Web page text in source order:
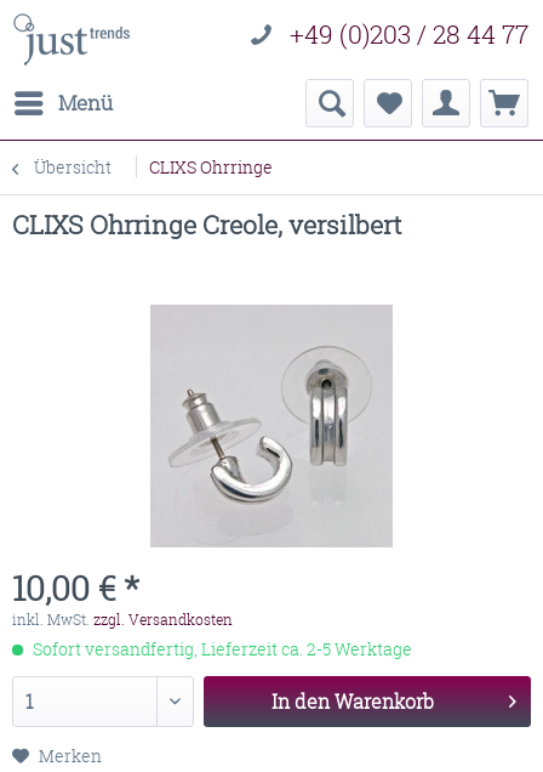
+49 (0)203 / 28 44 77
Menü
Übersicht CLIXS Ohrringe
CLIXS Ohrringe Creole, versilbert
10,00 € *
inkl. MwSt. zzgl. Versandkosten
Sofort versandfertig, Lieferzeit ca. 2-5 Werktage
In denWarenkorb
Merken